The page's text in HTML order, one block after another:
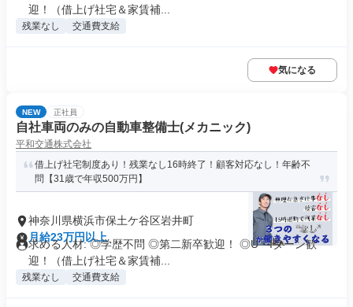
迎！（借上げ社宅＆家賃補...
残業なし 交通費支給
気になる
NEW 正社員
自社車両のみの自動車整備士(メカニック)
平和交通株式会社
借上げ社宅制度あり！残業なし16時終了！顧客対応なし！年齢不
問【31歳で年収500万円】
神奈川県横浜市保土ケ谷区岩井町
月給23万円以上
求める人材: ◎学歴不問 ◎第二新卒歓迎！ ◎U・Iターン歓
迎！（借上げ社宅＆家賃補...
残業なし 交通費支給